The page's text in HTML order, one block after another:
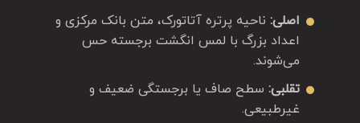
اصلی:ناحیه پرتره آتاتورک، متن بانک مرکزی و
اعداد بزرگ با لمس انگشت برجسته حس
می‌شوند.
تقلبی:سطح صاف یا برجستگی ضعیف و
غیرطبیعی.